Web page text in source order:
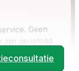
Geen
zijn geüpload
De
dan